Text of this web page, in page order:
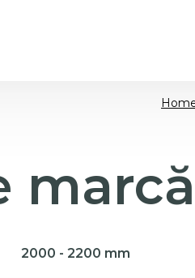
marcă
2000 - 2200 mm